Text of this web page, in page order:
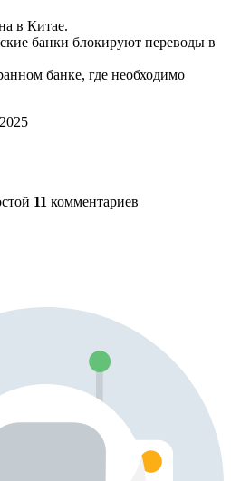
в Китае.
банки блокируют переводы в
банке, где необходимо
11 комментариев